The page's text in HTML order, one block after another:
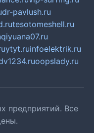
dr-pavlush.ru
tesotomeshell.ru
ytyt.ruinfoelektrik.ru
oopslady.ru
предприятий. Все